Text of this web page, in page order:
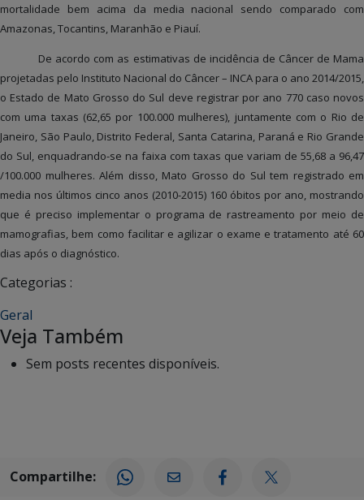
mortalidade bem acima da media nacional sendo comparado com
Amazonas, Tocantins, Maranhão e Piauí.
De acordo com as estimativas de incidência de Câncer de Mama
projetadas pelo Instituto Nacional do Câncer – INCA para o ano 2014/2015,
o Estado de Mato Grosso do Sul deve registrar por ano 770 caso novos
com uma taxas (62,65 por 100.000 mulheres), juntamente com o Rio de
Janeiro, São Paulo, Distrito Federal, Santa Catarina, Paraná e Rio Grande
do Sul, enquadrando-se na faixa com taxas que variam de 55,68 a 96,47
/100.000 mulheres. Além disso, Mato Grosso do Sul tem registrado em
media nos últimos cinco anos (2010-2015) 160 óbitos por ano, mostrando
que é preciso implementar o programa de rastreamento por meio de
mamografias, bem como facilitar e agilizar o exame e tratamento até 60
dias após o diagnóstico.
Categorias :
Geral
Veja Também
Sem posts recentes disponíveis.
Compartilhe: